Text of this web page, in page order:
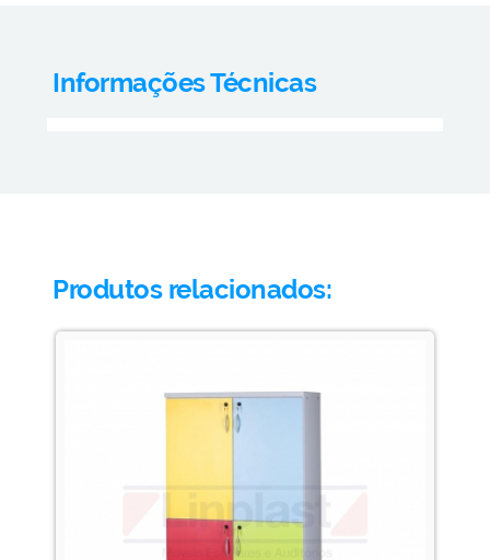
Informações Técnicas
Produtos relacionados: